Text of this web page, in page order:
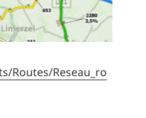
Routes/Reseau_ro